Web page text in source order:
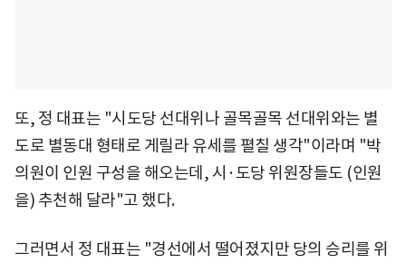
또, 정 대표는 "시도당 선대위나 골목골목 선대위와는 별
도로 별동대 형태로 게릴라 유세를 펼칠 생각"이라며 "박
의원이 인원 구성을 해오는데, 시·도당 위원장들도 (인원
을) 추천해 달라"고 했다.
그러면서 정 대표는 "경선에서 떨어졌지만 당의 승리를 위